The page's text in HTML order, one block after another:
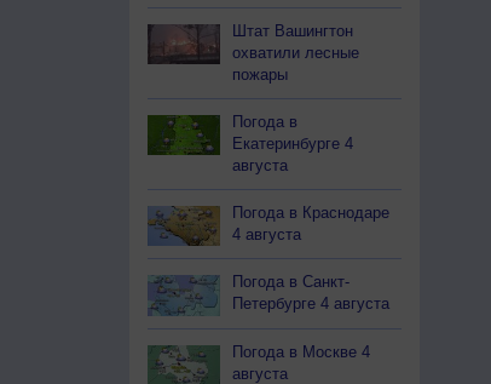
Штат Вашингтон
охватили лесные
пожары
Погода в
Екатеринбурге 4
августа
Погода в Краснодаре
4 августа
Погода в Санкт-
Петербурге 4 августа
Погода в Москве 4
августа